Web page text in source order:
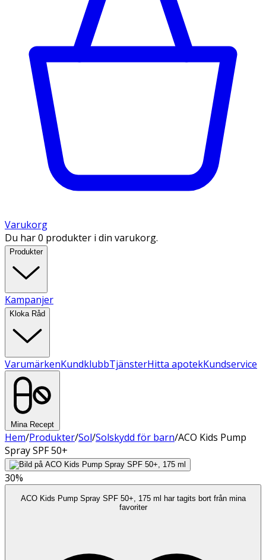
Varukorg
Du har 0 produkter i din varukorg.
Produkter
Kampanjer
Kloka Råd
VarumärkenKundklubbTjänsterHitta apotekKundservice
Mina Recept
Hem/Produkter/Sol/Solskydd för barn/ACO Kids Pump
Spray SPF 50+
30%
ACO Kids Pump Spray SPF 50+, 175 ml har tagits bort från mina
favoriter